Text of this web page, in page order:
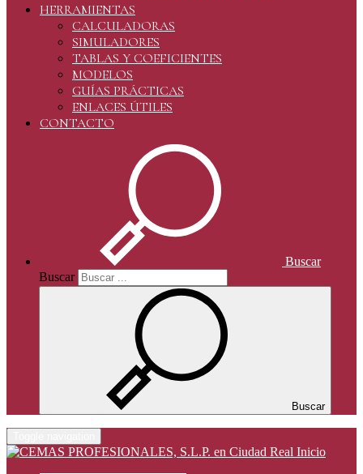
HERRAMIENTAS
CALCULADORAS
SIMULADORES
TABLAS Y COEFICIENTES
MODELOS
GUÍAS PRÁCTICAS
ENLACES ÚTILES
CONTACTO
Buscar
Buscar
Buscar
Inicio